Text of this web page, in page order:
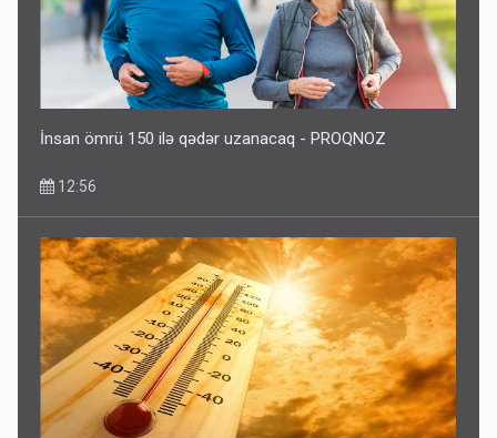
İnsan ömrü 150 ilə qədər uzanacaq - PROQNOZ
12:56